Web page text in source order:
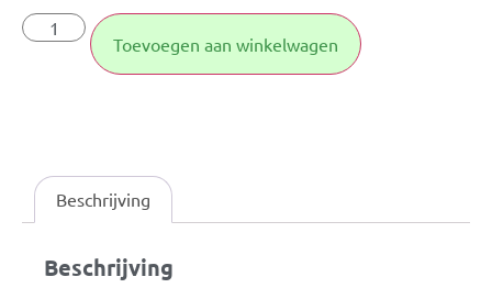
Toevoegen aan winkelwagen
Beschrijving
Beschrijving